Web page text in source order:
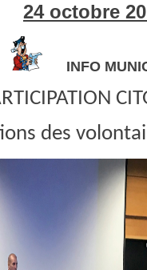
24 octobre
INFO
des